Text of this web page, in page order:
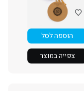
הוספה לסל
צפייה במוצר